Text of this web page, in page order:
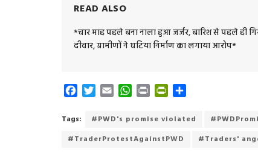
READ ALSO
*चार माह पहले बना नाला हुआ जर्जर, बारिश से पहले ही
दीवार, ग्रामीणों ने घटिया निर्माण का लगाया आरोप*
c
b
T
i
t
a
l
W
a
s
P
i
t
P
i
t
a
Tags: #PWD's promise violated
#TraderProtestAgainstPWD
#Traders'